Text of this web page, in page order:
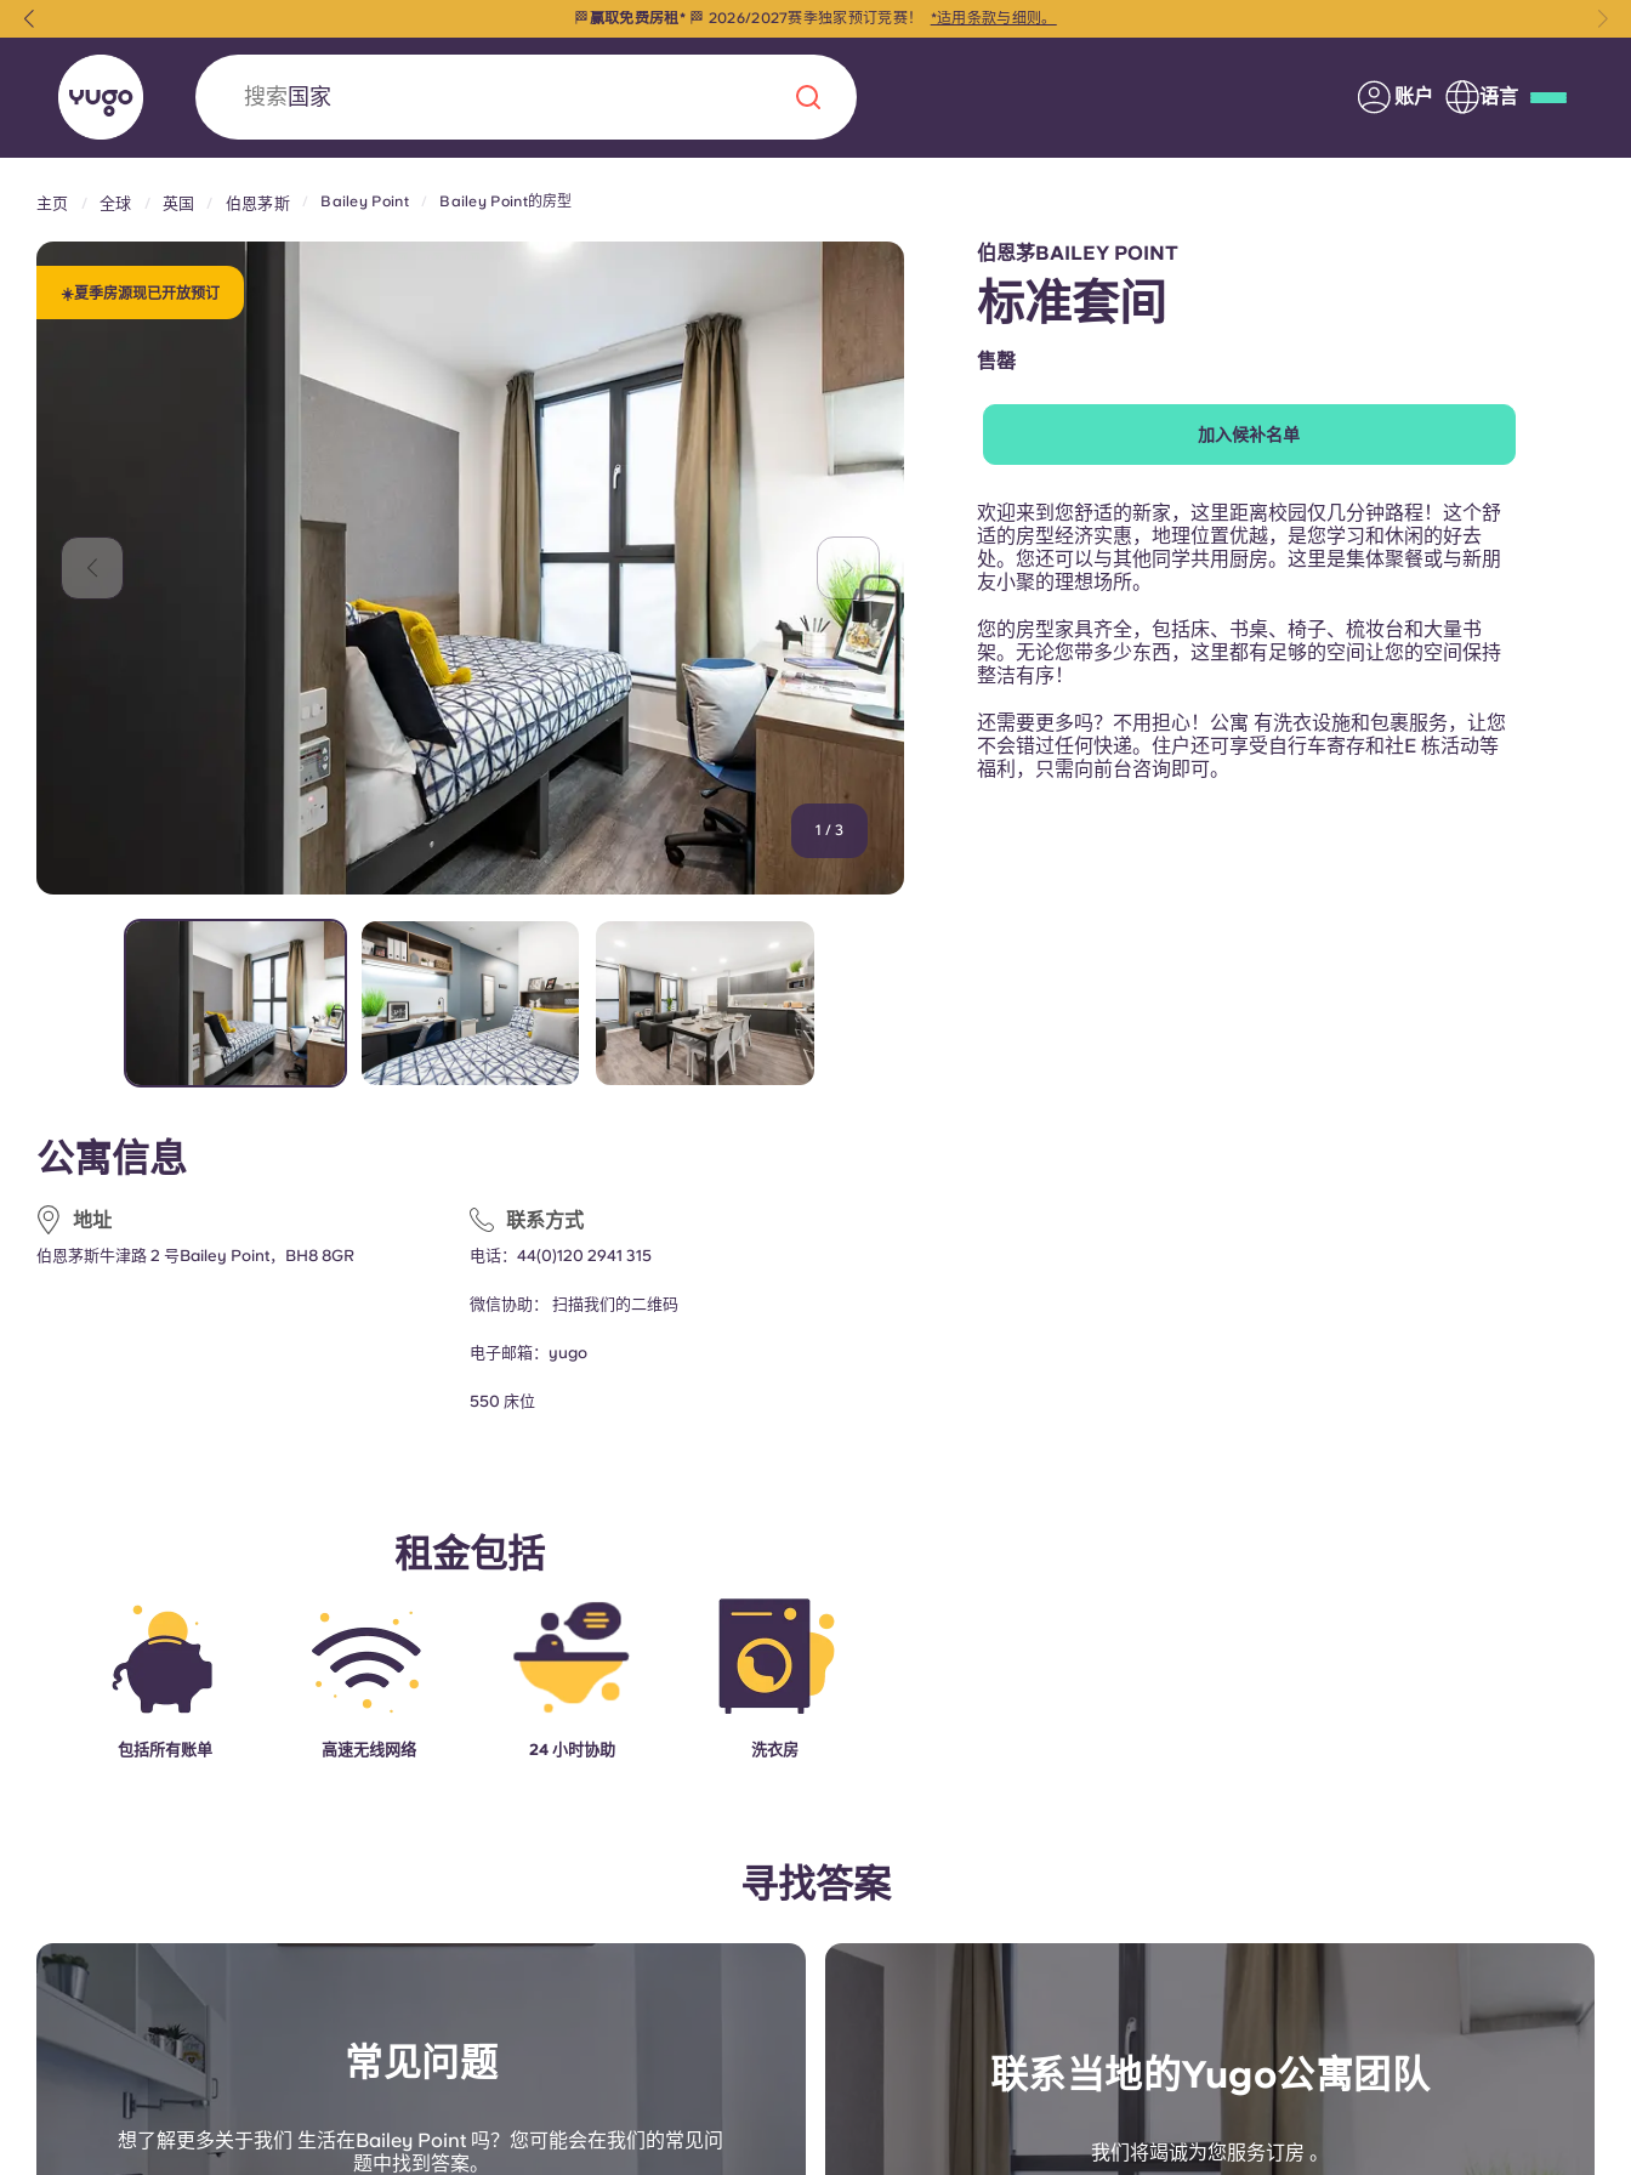
搜索大学 账户 语言
关于我们地点更多
Yugo VCARB：引领公寓新时代
Yugo与VCARB的开创性合作，激发创新精神，点燃雄心壮志，缔造难
关于我们 与Yugo合作
常见问题解答 家长须知
联系我们
English (GB)
Portuguese
🏁赢取免费房租*🏁 2026/2027赛季独家预订竞赛！ *适用条款与细则。
主页 全球 英国 伯恩茅斯 Bailey Point Bailey Point的房型
☀️夏季房源现已开放预订
1 / 3
公寓信息
地址
伯恩茅斯牛津路 2 号Bailey Point，BH8 8GR
联系方式
电话：44(0)120 2941 315
微信协助： 扫描我们的二维码
电子邮箱： yugo
550 床位
租金包括
包括所有账单 高速无线网络 24 小时协助 洗衣房
伯恩茅BAILEY POINT
标准套间
售罄
加入候补名单
欢迎来到您舒适的新家，这里距离校园仅几分钟路程！这个舒
适的房型经济实惠，地理位置优越，是您学习和休闲的好去
处。您还可以与其他同学共用厨房。这里是集体聚餐或与新朋
友小聚的理想场所。
您的房型家具齐全，包括床、书桌、椅子、梳妆台和大量书
架。无论您带多少东西，这里都有足够的空间让您的空间保持
整洁有序！
还需要更多吗？不用担心！公寓 有洗衣设施和包裹服务，让您
不会错过任何快递。住户还可享受自行车寄存和社E 栋活动等
福利，只需向前台咨询即可。
寻找答案
常见问题
想了解更多关于我们 生活在Bailey Point 吗？您可能会在我们的常见问
题中找到答案。
联系当地的Yugo公寓团队
我们将竭诚为您服务订房 。